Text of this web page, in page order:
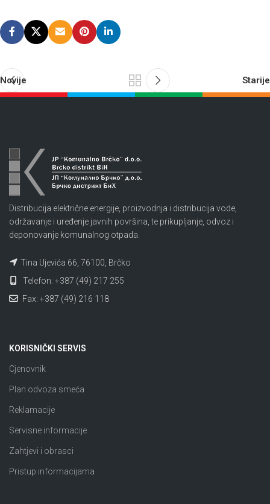
Novije Starije
Distribucija električne energije, proizvodnja i distribucija vode,
održavanje i uređenje javnih površina, te prikupljanje, odvoz i
deponovanje komunalnog otpada.
Tina Ujevića 66, 76100, Brčko
Telefon: +387 (49) 217 255
Fax: +387 (49) 216 118
KORISNIČKI SERVIS
Cjenovnik
Plan odvoza smeća
Reklamacije
Servisne informacije
Zahtjevi i obrasci
Pristup informacijama